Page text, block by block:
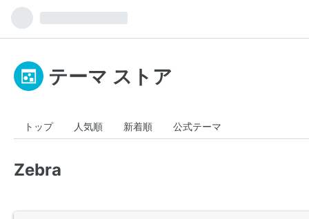
テーマ ストア
トップ 人気順 新着順 公式テーマ
Zebra